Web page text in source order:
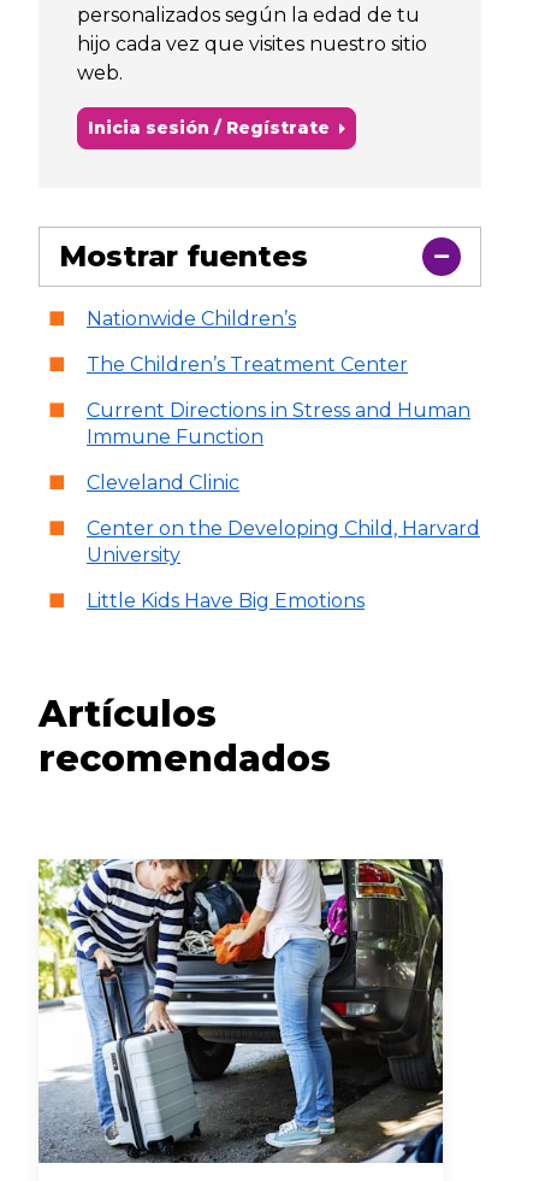
personalizados según la edad de tu
hijo cada vez que visites nuestro sitio
web.
Inicia sesión / Regístrate
Mostrar fuentes
Nationwide Children’s
The Children’s Treatment Center
Current Directions in Stress and Human
Immune Function
Cleveland Clinic
Center on the Developing Child, Harvard
University
Little Kids Have Big Emotions
Artículos
recomendados